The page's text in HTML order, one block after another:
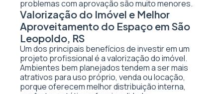
problemas com aprovação são muito menores.
Valorização do Imóvel e Melhor
Aproveitamento do Espaço em São
Leopoldo, RS
Um dos principais benefícios de investir em um
projeto profissional é a valorização do imóvel.
Ambientes bem planejados tendem a ser mais
atrativos para uso próprio, venda ou locação,
porque oferecem melhor distribuição interna,